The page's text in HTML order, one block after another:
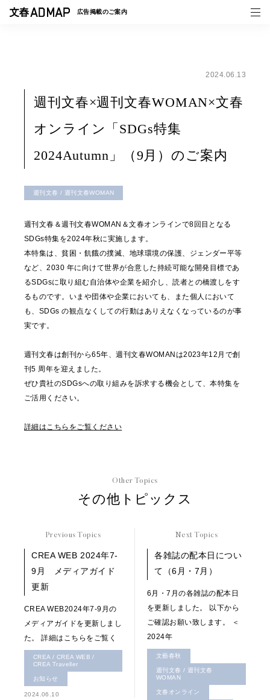
広告掲載のご案内
事例一覧
トピックス
2024.06.13
週刊文春×週刊文春WOMAN×文春
オンライン「SDGs特集
2024Autumn」（9月）のご案内
週刊文春 / 週刊文春WOMAN
週刊文春＆週刊文春WOMAN＆文春オンラインで8回目となる
SDGs特集を2024年秋に実施します。
本特集は、貧困・飢餓の撲滅、地球環境の保護、ジェンダー平等
など、2030 年に向けて世界が合意した持続可能な開発目標であ
るSDGsに取り組む自治体や企業を紹介し、読者との橋渡しをす
るものです。いまや団体や企業においても、また個人において
も、SDGs の観点なくしての行動はありえなくなっているのが事
実です。
週刊文春は創刊から65年、週刊文春WOMANは2023年12月で創
刊5 周年を迎えました。
ぜひ貴社のSDGsへの取り組みを訴求する機会として、本特集を
ご活用ください。
詳細はこちらをご覧ください
Other Topics
その他トピックス
Previous Topics
CREA WEB 2024年7-
9月 メディアガイド
更新
CREA WEB2024年7-9月の
メディアガイドを更新しまし
た。 詳細はこちらをご覧く
CREA / CREA WEB /
CREA Traveller
お知らせ
2024.06.10
Next Topics
各雑誌の配本日につい
て（6月・7月）
6月・7月の各雑誌の配本日
を更新しました。 以下から
ご確認お願い致します。 ＜
2024年
文藝春秋
週刊文春 / 週刊文春
WOMAN
文春オンライン